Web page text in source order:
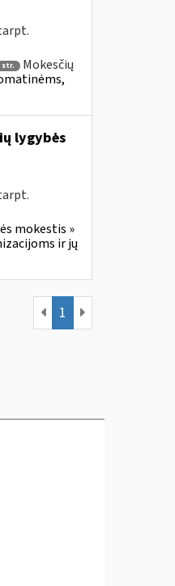
str.
Mokesčių
lygybės
mokestis »
ir jų
1